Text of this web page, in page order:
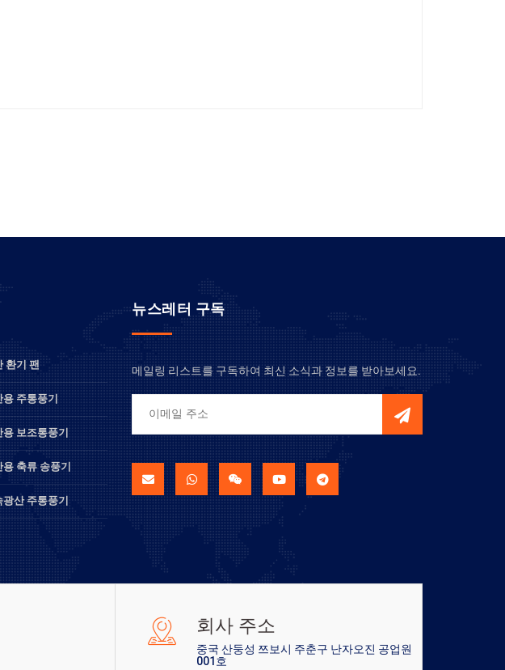
환기 팬
용 주통풍기
용 보조통풍기
용 축류 송풍기
광산 주통풍기
뉴스레터 구독
메일링 리스트를 구독하여 최신 소식과 정보를 받아보세요.
회사 주소
중국 산둥성 쯔보시 주춘구 난자오진 공업원
001호